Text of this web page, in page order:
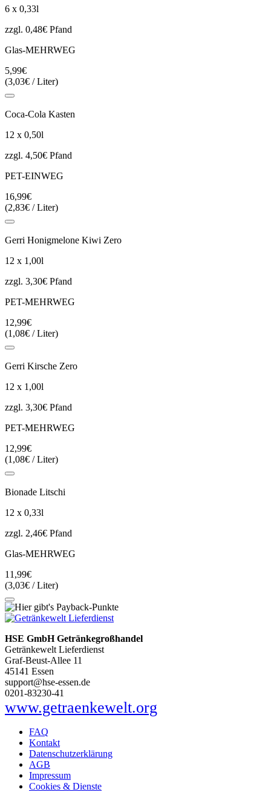
6 x 0,33l
zzgl. 0,48€ Pfand
Glas-MEHRWEG
5,99€
(3,03€ / Liter)
Coca-Cola Kasten
12 x 0,50l
zzgl. 4,50€ Pfand
PET-EINWEG
16,99€
(2,83€ / Liter)
Gerri Honigmelone Kiwi Zero
12 x 1,00l
zzgl. 3,30€ Pfand
PET-MEHRWEG
12,99€
(1,08€ / Liter)
Gerri Kirsche Zero
12 x 1,00l
zzgl. 3,30€ Pfand
PET-MEHRWEG
12,99€
(1,08€ / Liter)
Bionade Litschi
12 x 0,33l
zzgl. 2,46€ Pfand
Glas-MEHRWEG
11,99€
(3,03€ / Liter)
HSE GmbH Getränkegroßhandel
Getränkewelt Lieferdienst
Graf-Beust-Allee 11
45141 Essen
support@hse-essen.de
0201-83230-41
www.getraenkewelt.org
FAQ
Kontakt
Datenschutzerklärung
AGB
Impressum
Cookies & Dienste